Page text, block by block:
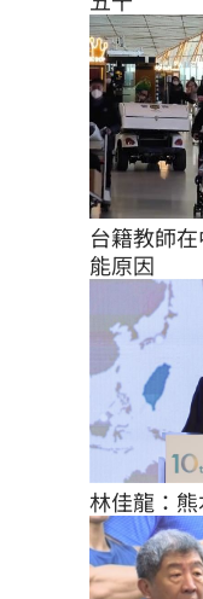
台籍教師
能原因
林佳龍：